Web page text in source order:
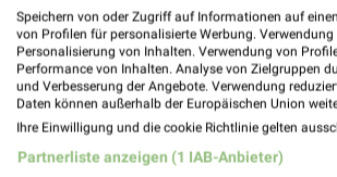
apotal.de
Speichern von oder Zugriff auf Informationen auf
von Profilen für personalisierte Werbung.
Personalisierung von Inhalten. Verwendung von
Performance von Inhalten. Analyse von Zielgruppen
und Verbesserung der Angebote. Verwendung
Daten können außerhalb der Europäischen Union
Ihre Einwilligung und die cookie Richtlinie gelten
Partnerliste anzeigen (1 IAB-Anbieter)